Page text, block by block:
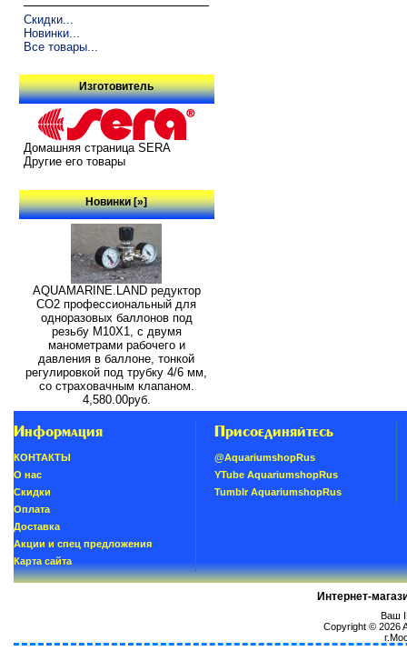
Скидки...
Новинки...
Все товары...
Изготовитель
Домашняя страница SERA
Другие его товары
Новинки [»]
AQUAMARINE.LAND редуктор
СО2 профессиональный для
одноразовых баллонов под
резьбу M10X1, с двумя
манометрами рабочего и
давления в баллоне, тонкой
регулировкой под трубку 4/6 мм,
со страховачным клапаном.
4,580.00руб.
Информация
КОНТАКТЫ
О нас
Скидки
Oплатa
Доставка
Акции и спец предложения
Карта сайта
Присоединяйтесь
@AquariumshopRus
YTube AquariumshopRus
Tumblr AquariumshopRus
Интернет-
Ваш
Copyright © 2026